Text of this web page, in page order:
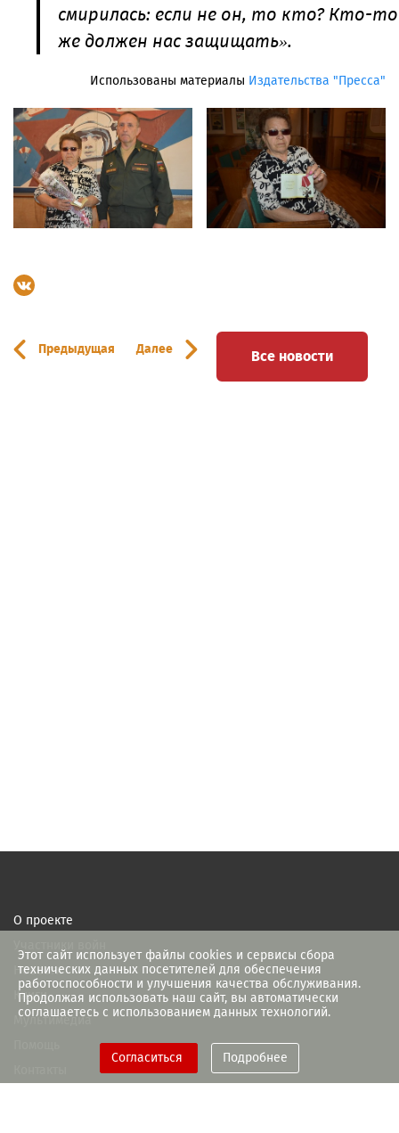
Этот сайт использует файлы cookies и сервисы сбора
технических данных посетителей для обеспечения
работоспособности и улучшения качества обслуживания.
Продолжая использовать наш сайт, вы автоматически
соглашаетесь с использованием данных технологий.
Согласиться Подробнее
смирилась: если не он, то кто? Кто-то
же должен нас защищать».
Использованы материалы Издательства "Пресса"
Предыдущая Все новости
Далее
О проекте
Новости
Книги
Мультимедиа